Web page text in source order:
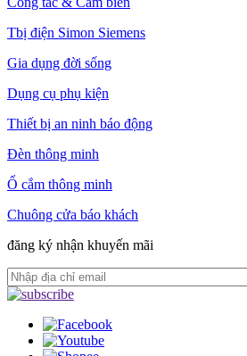
Tbị điện Simon Siemens
Gia dụng đời sống
Dụng cụ phụ kiện
Thiết bị an ninh báo động
Đèn thông minh
Ổ cắm thông minh
Chuông cửa báo khách
đăng ký nhận khuyến mãi